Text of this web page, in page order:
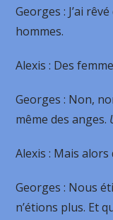
Georges : J’ai
hommes.
Alexis : Des
Georges : Non,
même des anges.
Alexis : Mais alors
Georges : Nous
n’étions plus. Et